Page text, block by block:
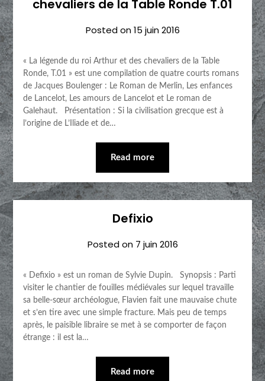
chevaliers de la Table Ronde T.01
Posted on15 juin 2016
« La légende du roi Arthur et des chevaliers de la Table
Ronde, T.01 » est une compilation de quatre courts romans
de Jacques Boulenger : Le Roman de Merlin, Les enfances
de Lancelot, Les amours de Lancelot et Le roman de
Galehaut. Présentation : Si la civilisation grecque est à
l’origine de L’Iliade et de…
Read more
Defixio
Posted on 7 juin 2016
« Defixio » est un roman de Sylvie Dupin. Synopsis : Parti
visiter le chantier de fouilles médiévales sur lequel travaille
sa belle-sœur archéologue, Flavien fait une mauvaise chute
et s’en tire avec une simple fracture. Mais peu de temps
après, le paisible libraire se met à se comporter de façon
étrange : il est la…
Read more